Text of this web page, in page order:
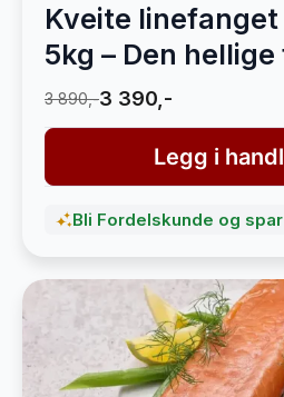
Kveite linefanget
5kg – Den hellige
3 890,-3 390,-
Legg i
Bli Fordelskunde og